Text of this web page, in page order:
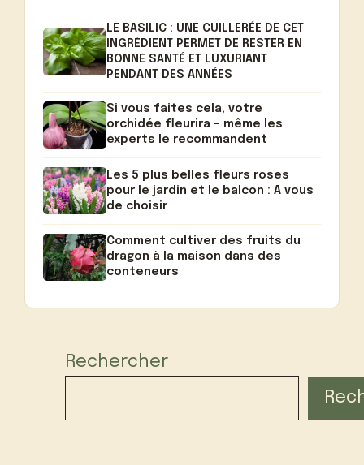
LE BASILIC : UNE CUILLERÉE DE CET
INGRÉDIENT PERMET DE RESTER EN
BONNE SANTÉ ET LUXURIANT
PENDANT DES ANNÉES
Si vous faites cela, votre
orchidée fleurira – même les
experts le recommandent
Les 5 plus belles fleurs roses
pour le jardin et le balcon : A vous
de choisir
Comment cultiver des fruits du
dragon à la maison dans des
conteneurs
Rechercher